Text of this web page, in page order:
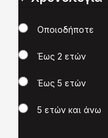
Χρονολογία
Οποιοδήποτε
Έως 2 ετών
Έως 5 ετών
5 ετών και άνω